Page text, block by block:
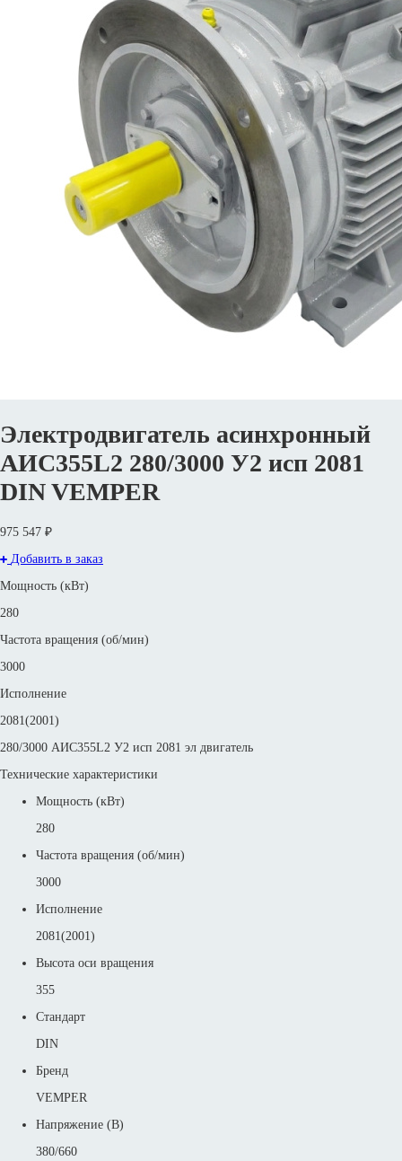
Электродвигатель асинхронный
АИС355L2 280/3000 У2 исп 2081
DIN VEMPER
975 547 ₽
Добавить в заказ
Мощность (кВт)
280
Частота вращения (об/мин)
3000
Исполнение
2081(2001)
280/3000 АИС355L2 У2 исп 2081 эл двигатель
Технические характеристики
Мощность (кВт)
280
Частота вращения (об/мин)
3000
Исполнение
2081(2001)
Высота оси вращения
355
Стандарт
DIN
Бренд
VEMPER
Напряжение (В)
380/660